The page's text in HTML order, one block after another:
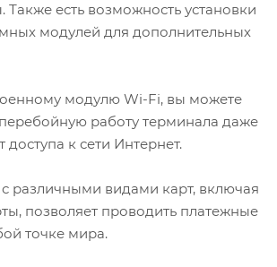
Также есть возможность установки
модулей для дополнительных
модулю Wi-Fi, вы можете
работу терминала даже
доступа к сети Интернет.
различными видами карт, включая
позволяет проводить платежные
точке мира.